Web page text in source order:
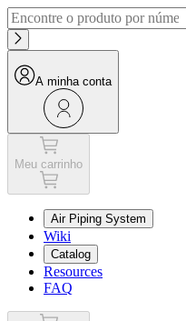
A minha conta
Meu carrinho
Air Piping System
Wiki
Catalog
Resources
FAQ